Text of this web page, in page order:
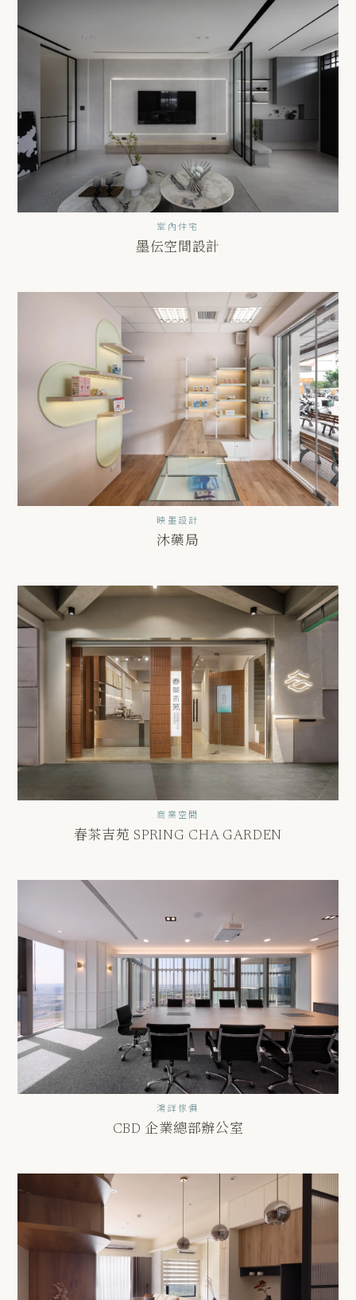
室內住宅
墨伝空間設計
映墨設計
沐藥局
商業空間
春茶吉苑 SPRING CHA GARDEN
鴻詳傢俱
CBD 企業總部辦公室